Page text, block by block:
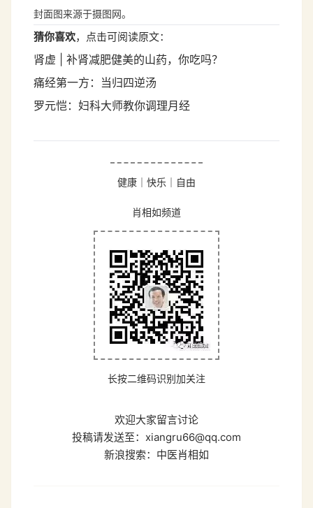
封面图来源于摄图网。
猜你喜欢，点击可阅读原文：
肾虚 | 补肾减肥健美的山药，你吃吗？
痛经第一方：当归四逆汤
罗元恺：妇科大师教你调理月经
健康｜快乐｜自由
肖相如频道
长按二维码识别加关注
欢迎大家留言讨论
投稿请发送至：xiangru66@qq.com
新浪搜索： 中医肖相如